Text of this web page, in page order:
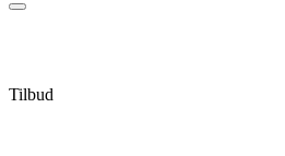
Tilbud